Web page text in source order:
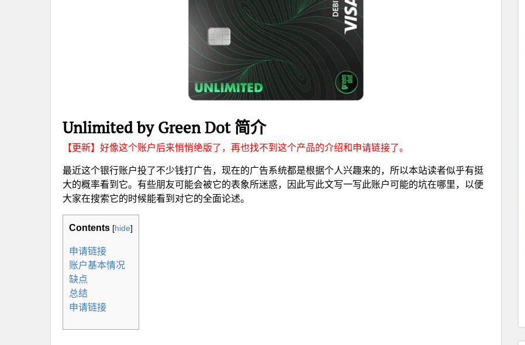
Unlimited by Green Dot 简介
【更新】好像这个账户后来悄悄绝版了，再也找不到这个产品的介绍和申请链接了。
最近这个银行账户投了不少钱打广告，现在的广告系统都是根据个人兴趣来的，所以本站读者似乎有挺
大的概率看到它。有些朋友可能会被它的表象所迷惑，因此写此文写一写此账户可能的坑在哪里，以便
大家在搜索它的时候能看到对它的全面论述。
Contents [hide]
申请链接
账户基本情况
缺点
总结
申请链接